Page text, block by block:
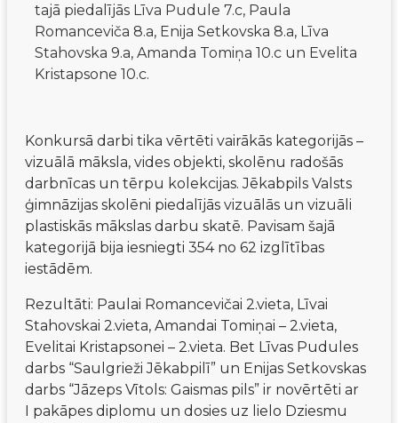
tajā piedalījās Līva Pudule 7.c, Paula
Romanceviča 8.a, Enija Setkovska 8.a, Līva
Stahovska 9.a, Amanda Tomiņa 10.c un Evelita
Kristapsone 10.c.
Konkursā darbi tika vērtēti vairākās kategorijās –
vizuālā māksla, vides objekti, skolēnu radošās
darbnīcas un tērpu kolekcijas. Jēkabpils Valsts
ģimnāzijas skolēni piedalījās vizuālās un vizuāli
plastiskās mākslas darbu skatē. Pavisam šajā
kategorijā bija iesniegti 354 no 62 izglītības
iestādēm.
Rezultāti: Paulai Romancevičai 2.vieta, Līvai
Stahovskai 2.vieta, Amandai Tomiņai – 2.vieta,
Evelitai Kristapsonei – 2.vieta. Bet Līvas Pudules
darbs “Saulgrieži Jēkabpilī” un Enijas Setkovskas
darbs “Jāzeps Vītols: Gaismas pils” ir novērtēti ar
I pakāpes diplomu un dosies uz lielo Dziesmu